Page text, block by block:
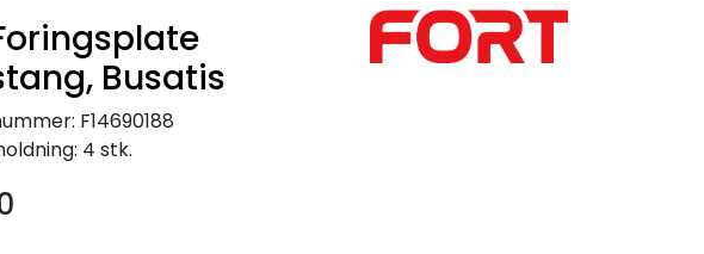
Busatis
F14690188
4 stk.